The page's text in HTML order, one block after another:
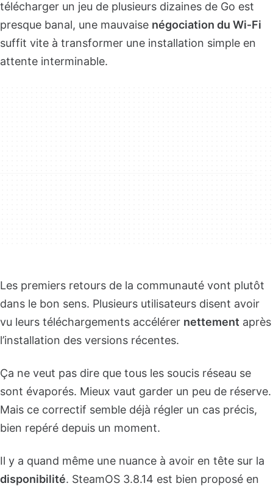
télécharger un jeu de plusieurs dizaines de Go est
presque banal, une mauvaise négociation du Wi‑Fi
suffit vite à transformer une installation simple en
attente interminable.
Les premiers retours de la communauté vont plutôt
dans le bon sens. Plusieurs utilisateurs disent avoir
vu leurs téléchargements accélérer nettement après
l’installation des versions récentes.
Ça ne veut pas dire que tous les soucis réseau se
sont évaporés. Mieux vaut garder un peu de réserve.
Mais ce correctif semble déjà régler un cas précis,
bien repéré depuis un moment.
Il y a quand même une nuance à avoir en tête sur la
disponibilité. SteamOS 3.8.14 est bien proposé en